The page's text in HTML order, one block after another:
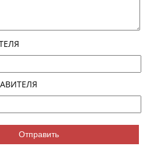
России матчем с командой
мира
Бережко, Сергей Гранкин и
молодежь, уже проявившая себя
СТАДИОН
Отправить